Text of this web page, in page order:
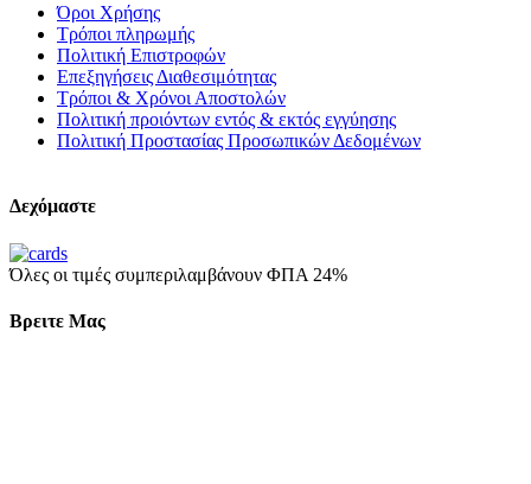
Όροι Χρήσης
Τρόποι πληρωμής
Πολιτική Επιστροφών
Επεξηγήσεις Διαθεσιμότητας
Τρόποι & Χρόνοι Αποστολών
Πολιτική προιόντων εντός & εκτός εγγύησης
Πολιτική Προστασίας Προσωπικών Δεδομένων
Δεχόμαστε
Όλες οι τιμές συμπεριλαμβάνουν ΦΠΑ 24%
Βρειτε Μας